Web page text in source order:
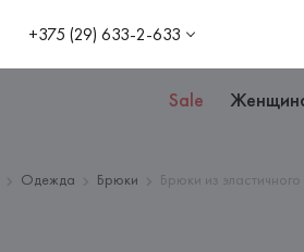
+375 (29) 633-2-633
Sale
Одежда Брюки Брюки из